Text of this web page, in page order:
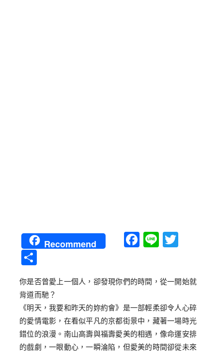
Recommend Facebook
Line
你是否曾愛上一個人，卻發現你們的時間，從一開始就
背道而馳？
《明天，我要和昨天的妳約會》是一部輕柔卻令人心碎
的愛情電影，在看似平凡的京都街景中，藏著一場時光
錯位的浪漫。南山高壽與福壽愛美的相遇，像命運安排
的戲劇，一眼動心，一瞬淪陷，但愛美的時間卻從未來